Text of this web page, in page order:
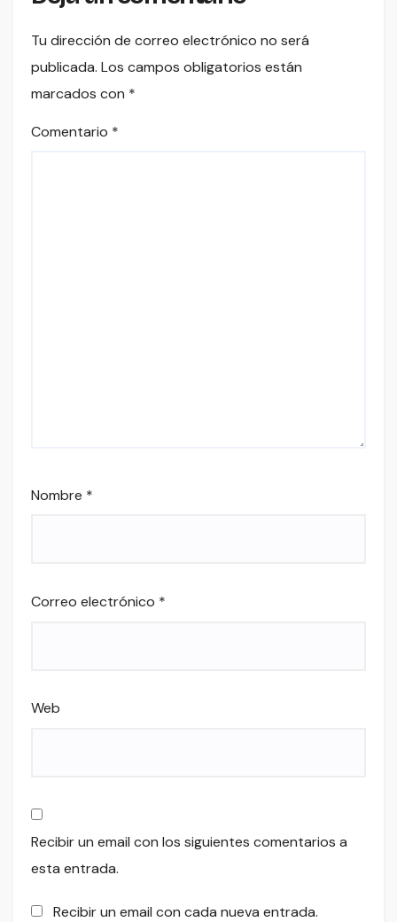
Tu dirección de correo electrónico no será
publicada. Los campos obligatorios están
marcados con *
Comentario *
Nombre *
Correo electrónico *
Web
Recibir un email con los siguientes comentarios a
esta entrada.
Recibir un email con cada nueva entrada.